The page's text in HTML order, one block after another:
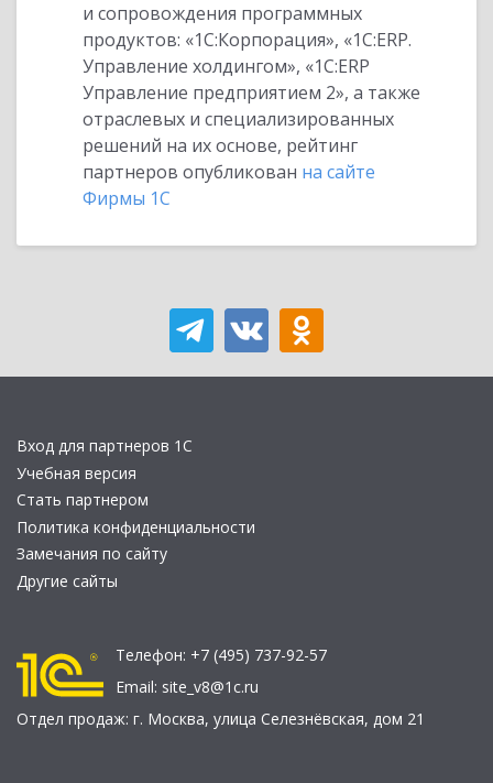
и сопровождения программных
продуктов: «1С:Корпорация», «1С:ERP.
Управление холдингом», «1С:ERP
Управление предприятием 2», а также
отраслевых и специализированных
решений на их основе, рейтинг
партнеров опубликован на сайте
Фирмы 1С
Вход для партнеров 1С
Учебная версия
Стать партнером
Политика конфиденциальности
Замечания по сайту
Другие сайты
Телефон: +7 (495) 737-92-57
Email: site_v8@1c.ru
Отдел продаж: г. Москва, улица Селезнёвская, дом 21